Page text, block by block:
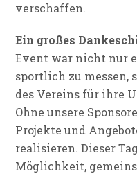
verschaffen.
Ein großes
Event war nicht nur
sportlich zu messen,
des Vereins für ihre
Ohne unsere
Projekte und
realisieren. Dieser
Möglichkeit,